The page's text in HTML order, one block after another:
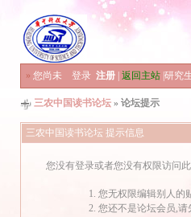
» 您尚未 登录 注册 返回主站 研究
三农中国读书论坛 » 论坛提示
三农中国读书论坛 提示信息
您没有登录或者您没有权限访问
您无权限编辑别人的
您还不是论坛会员,请